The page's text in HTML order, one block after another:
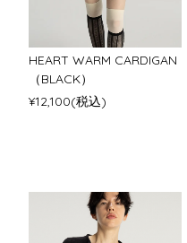
HEART WARM CARDIGAN
（BLACK）
¥12,100(税込)